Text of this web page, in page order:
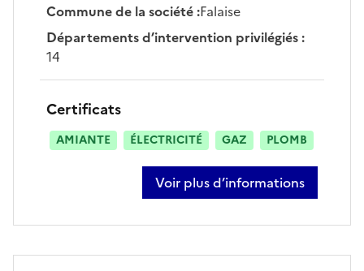
Commune de la société:Falaise
Départements d’intervention privilégiés:
14
Certificats
AMIANTE ÉLECTRICITÉ GAZ PLOMB
Voir plus d’informations
sur cyril martin